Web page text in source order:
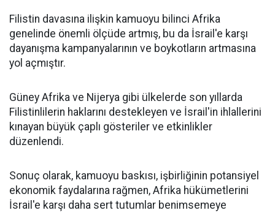
Filistin davasına ilişkin kamuoyu bilinci Afrika
genelinde önemli ölçüde artmış, bu da İsrail'e karşı
dayanışma kampanyalarının ve boykotların artmasına
yol açmıştır.
Güney Afrika ve Nijerya gibi ülkelerde son yıllarda
Filistinlilerin haklarını destekleyen ve İsrail'in ihlallerini
kınayan büyük çaplı gösteriler ve etkinlikler
düzenlendi.
Sonuç olarak, kamuoyu baskısı, işbirliğinin potansiyel
ekonomik faydalarına rağmen, Afrika hükümetlerini
İsrail'e karşı daha sert tutumlar benimsemeye